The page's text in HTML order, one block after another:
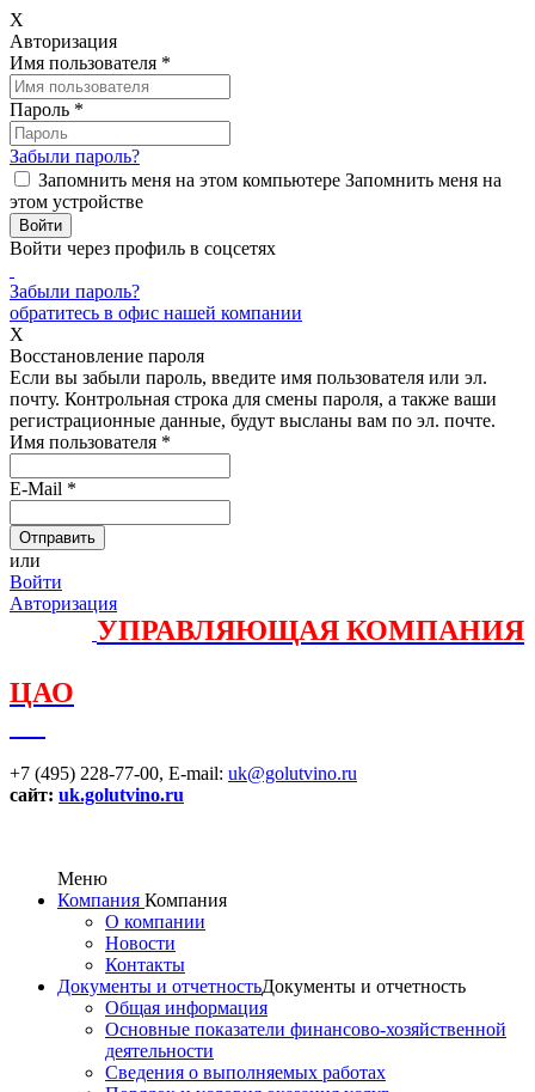
X
Авторизация
Имя пользователя *
Пароль *
Забыли пароль?
Запомнить меня на этом компьютере Запомнить меня на
этом устройстве
Войти через профиль в соцсетях
Забыли пароль?
обратитесь в офис нашей компании
X
Восстановление пароля
Если вы забыли пароль, введите имя пользователя или эл.
почту. Контрольная строка для смены пароля, а также ваши
регистрационные данные, будут высланы вам по эл. почте.
Имя пользователя *
E-Mail *
или
Войти
Авторизация
УПРАВЛЯЮЩАЯ КОМПАНИЯ
ЦАО
+7 (495) 228-77-00, E-mail: uk@golutvino.ru
сайт: uk.golutvino.ru
Меню
Компания Компания
О компании
Новости
Контакты
Документы и отчетностьДокументы и отчетность
Общая информация
Основные показатели финансово-хозяйственной
деятельности
Сведения о выполняемых работах